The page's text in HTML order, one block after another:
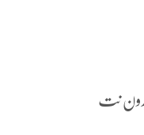
بدون نت